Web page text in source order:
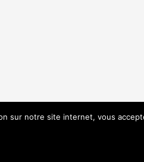
sur notre site internet, vous